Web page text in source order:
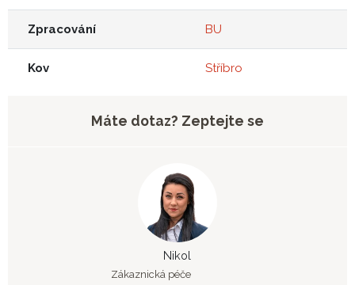
Zpracování BU
Kov Stříbro
Máte dotaz? Zeptejte se
Nikol
Zákaznická péče